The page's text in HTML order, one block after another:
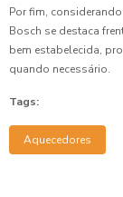
Por fim, considerando
Bosch se destaca
bem estabelecida,
quando necessário.
Tags:
Aquecedores